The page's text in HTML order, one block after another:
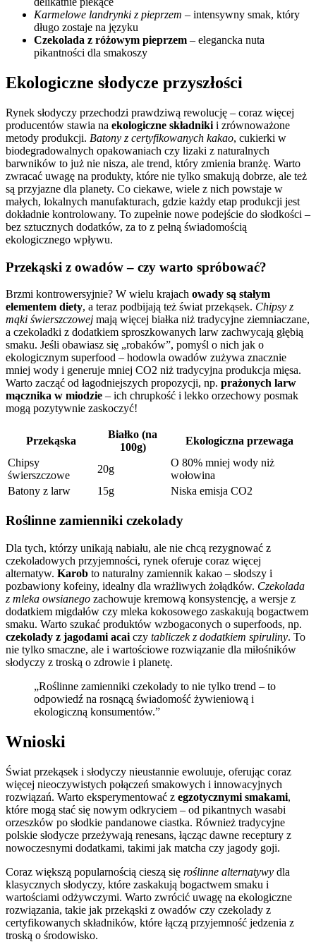
Karmelowe landrynki z pieprzem – intensywny smak, który
długo zostaje na języku
Czekolada z różowym pieprzem – elegancka nuta
pikantności dla smakoszy
Ekologiczne słodycze przyszłości
Rynek słodyczy przechodzi prawdziwą rewolucję – coraz więcej
producentów stawia na ekologiczne składniki i zrównoważone
metody produkcji. Batony z certyfikowanych kakao, cukierki w
biodegradowalnych opakowaniach czy lizaki z naturalnych
barwników to już nie nisza, ale trend, który zmienia branżę. Warto
zwracać uwagę na produkty, które nie tylko smakują dobrze, ale też
są przyjazne dla planety. Co ciekawe, wiele z nich powstaje w
małych, lokalnych manufakturach, gdzie każdy etap produkcji jest
dokładnie kontrolowany. To zupełnie nowe podejście do słodkości –
bez sztucznych dodatków, za to z pełną świadomością
ekologicznego wpływu.
Przekąski z owadów – czy warto spróbować?
Brzmi kontrowersyjnie? W wielu krajach owady są stałym
elementem diety, a teraz podbijają też świat przekąsek. Chipsy z
mąki świerszczowej mają więcej białka niż tradycyjne ziemniaczane,
a czekoladki z dodatkiem sproszkowanych larw zachwycają głębią
smaku. Jeśli obawiasz się „robaków”, pomyśl o nich jak o
ekologicznym superfood – hodowla owadów zużywa znacznie
mniej wody i generuje mniej CO2 niż tradycyjna produkcja mięsa.
Warto zacząć od łagodniejszych propozycji, np. prażonych larw
mącznika w miodzie – ich chrupkość i lekko orzechowy posmak
mogą pozytywnie zaskoczyć!
Przekąska
Białko (na
100g)
Ekologiczna przewaga
Chipsy
świerszczowe
20g
O 80% mniej wody niż
wołowina
Batony z larw
15g Niska emisja CO2
Roślinne zamienniki czekolady
Dla tych, którzy unikają nabiału, ale nie chcą rezygnować z
czekoladowych przyjemności, rynek oferuje coraz więcej
alternatyw. Karob to naturalny zamiennik kakao – słodszy i
pozbawiony kofeiny, idealny dla wrażliwych żołądków. Czekolada
z mleka owsianego zachowuje kremową konsystencję, a wersje z
dodatkiem migdałów czy mleka kokosowego zaskakują bogactwem
smaku. Warto szukać produktów wzbogaconych o superfoods, np.
czekolady z jagodami acai czy tabliczek z dodatkiem spiruliny. To
nie tylko smaczne, ale i wartościowe rozwiązanie dla miłośników
słodyczy z troską o zdrowie i planetę.
„Roślinne zamienniki czekolady to nie tylko trend – to
odpowiedź na rosnącą świadomość żywieniową i
ekologiczną konsumentów.”
Wnioski
Świat przekąsek i słodyczy nieustannie ewoluuje, oferując coraz
więcej nieoczywistych połączeń smakowych i innowacyjnych
rozwiązań. Warto eksperymentować z egzotycznymi smakami,
które mogą stać się nowym odkryciem – od pikantnych wasabi
orzeszków po słodkie pandanowe ciastka. Również tradycyjne
polskie słodycze przeżywają renesans, łącząc dawne receptury z
nowoczesnymi dodatkami, takimi jak matcha czy jagody goji.
Coraz większą popularnością cieszą się roślinne alternatywy dla
klasycznych słodyczy, które zaskakują bogactwem smaku i
wartościami odżywczymi. Warto zwrócić uwagę na ekologiczne
rozwiązania, takie jak przekąski z owadów czy czekolady z
certyfikowanych składników, które łączą przyjemność jedzenia z
troską o środowisko.